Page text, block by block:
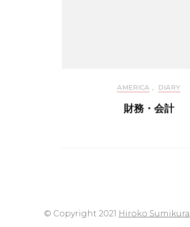
AMERICA , DIARY
財務・会計
© Copyright 2021 Hiroko Sumikura